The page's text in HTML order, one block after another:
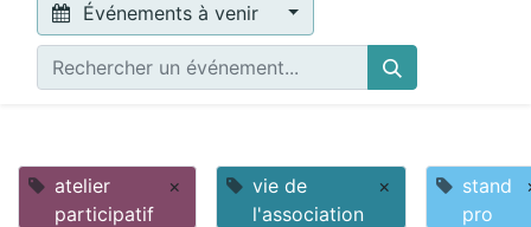
Événements à venir
atelier
participatif
×
vie de
l'association
×
stand
pro